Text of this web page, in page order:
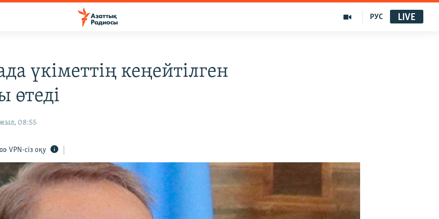
РУС LIVE
үкіметтің кеңейтілген
08:55
VPN-сіз оқу